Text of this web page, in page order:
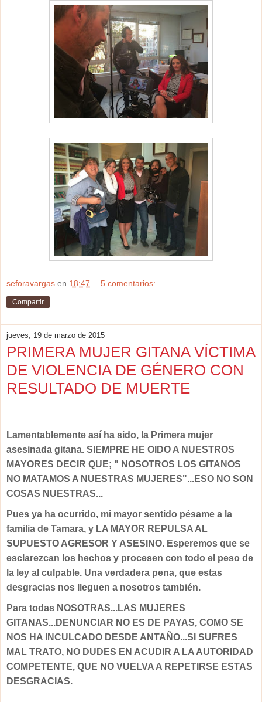
seforavargas en 18:47 5 comentarios:
Compartir
jueves, 19 de marzo de 2015
PRIMERA MUJER GITANA VÍCTIMA
DE VIOLENCIA DE GÉNERO CON
RESULTADO DE MUERTE
Lamentablemente así ha sido, la Primera mujer
asesinada gitana. SIEMPRE HE OIDO A NUESTROS
MAYORES DECIR QUE; " NOSOTROS LOS GITANOS
NO MATAMOS A NUESTRAS MUJERES"...ESO NO SON
COSAS NUESTRAS...
Pues ya ha ocurrido, mi mayor sentido pésame a la
familia de Tamara, y LA MAYOR REPULSA AL
SUPUESTO AGRESOR Y ASESINO. Esperemos que se
esclarezcan los hechos y procesen con todo el peso de
la ley al culpable. Una verdadera pena, que estas
desgracias nos lleguen a nosotros también.
Para todas NOSOTRAS...LAS MUJERES
GITANAS...DENUNCIAR NO ES DE PAYAS, COMO SE
NOS HA INCULCADO DESDE ANTAÑO...SI SUFRES
MAL TRATO, NO DUDES EN ACUDIR A LA AUTORIDAD
COMPETENTE, QUE NO VUELVA A REPETIRSE ESTAS
DESGRACIAS.